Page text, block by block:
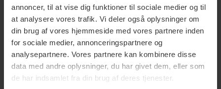
annoncer, til at vise dig funktioner til sociale medier og til
at analysere vores trafik. Vi deler også oplysninger om
din brug af vores hjemmeside med vores partnere inden
for sociale medier, annonceringspartnere og
analysepartnere. Vores partnere kan kombinere disse
data med andre oplysninger, du har givet dem, eller som
de har indsamlet fra din brug af deres tjenester.
Hæld vand i bunden
Indsæt filteret og fyld
det med malet kaffe